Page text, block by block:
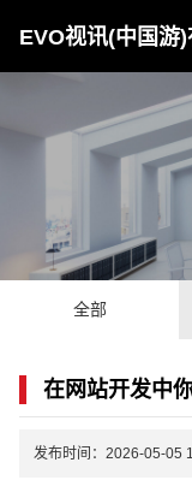
EVO视讯(中国游
全部
在网站开发中
发布时间：2026-05-05